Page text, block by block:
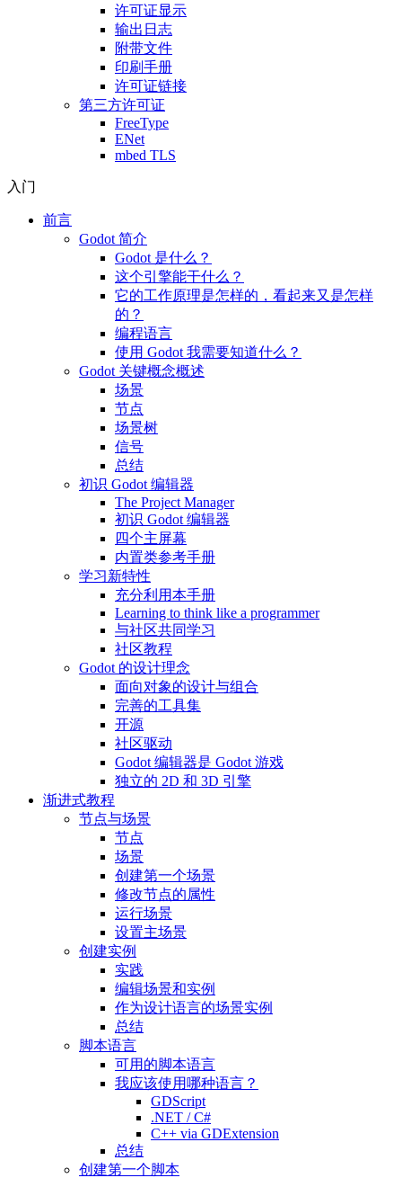
许可证显示
输出日志
附带文件
印刷手册
许可证链接
第三方许可证
FreeType
ENet
mbed TLS
入门
前言
Godot 简介
Godot 是什么？
这个引擎能干什么？
它的工作原理是怎样的，看起来又是怎样
的？
编程语言
使用 Godot 我需要知道什么？
Godot 关键概念概述
场景
节点
场景树
信号
总结
初识 Godot 编辑器
The Project Manager
初识 Godot 编辑器
四个主屏幕
内置类参考手册
学习新特性
充分利用本手册
Learning to think like a programmer
与社区共同学习
社区教程
Godot 的设计理念
面向对象的设计与组合
完善的工具集
开源
社区驱动
Godot 编辑器是 Godot 游戏
独立的 2D 和 3D 引擎
渐进式教程
节点与场景
节点
场景
创建第一个场景
修改节点的属性
运行场景
设置主场景
创建实例
实践
编辑场景和实例
作为设计语言的场景实例
总结
脚本语言
可用的脚本语言
我应该使用哪种语言？
GDScript
.NET / C#
C++ via GDExtension
总结
创建第一个脚本